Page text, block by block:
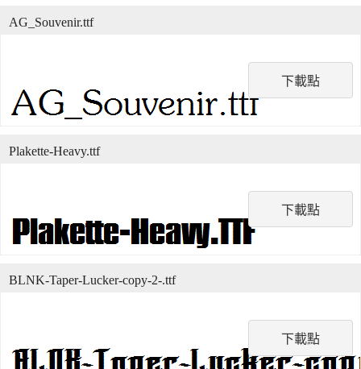
下載點
AG_Souvenir.ttf
下載點
Plakette-Heavy.ttf
下載點
BLNK-Taper-Lucker-copy-2-.ttf